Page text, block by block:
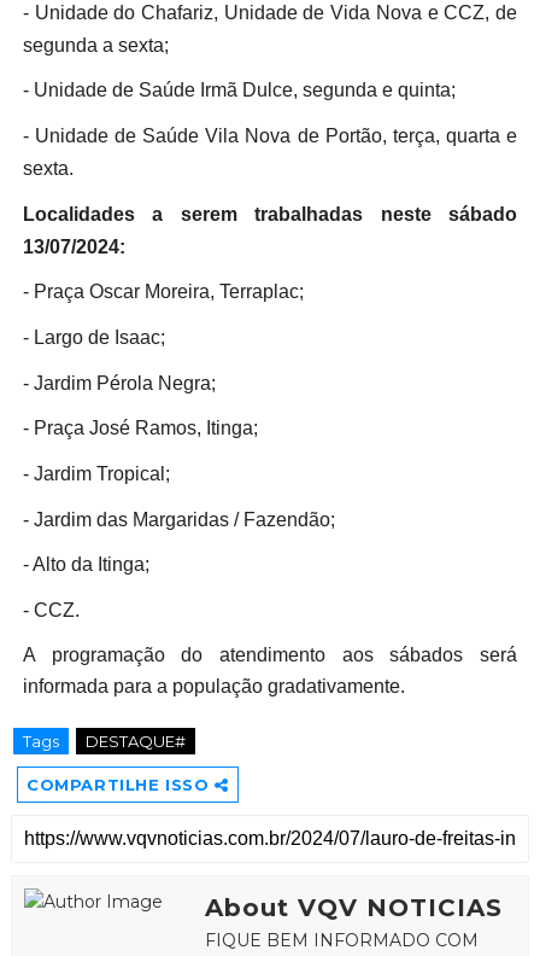
- Unidade do Chafariz, Unidade de Vida Nova e CCZ, de
segunda a sexta;
- Unidade de Saúde Irmã Dulce, segunda e quinta;
- Unidade de Saúde Vila Nova de Portão, terça, quarta e
sexta.
Localidades a serem trabalhadas neste sábado
13/07/2024:
- Praça Oscar Moreira, Terraplac;
- Largo de Isaac;
- Jardim Pérola Negra;
- Praça José Ramos, Itinga;
- Jardim Tropical;
- Jardim das Margaridas / Fazendão;
- Alto da Itinga;
- CCZ.
A programação do atendimento aos sábados será
informada para a população gradativamente.
Tags DESTAQUE#
COMPARTILHE ISSO
About VQV NOTICIAS
FIQUE BEM INFORMADO COM